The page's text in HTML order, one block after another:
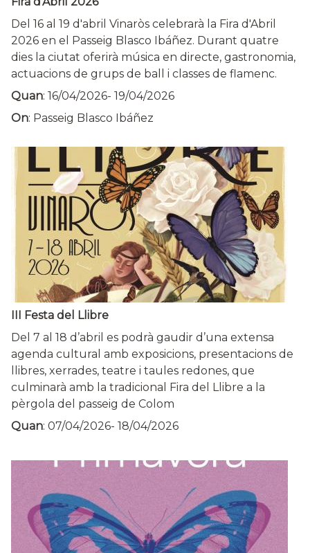
Del 16 al 19 d'abril Vinaròs celebrarà la Fira d'Abril
2026 en el Passeig Blasco Ibáñez. Durant quatre
dies la ciutat oferirà música en directe, gastronomia,
actuacions de grups de ball i classes de flamenc.
Quan: 16/04/2026- 19/04/2026
On: Passeig Blasco Ibáñez
III Festa del Llibre
Del 7 al 18 d’abril es podrà gaudir d’una extensa
agenda cultural amb exposicions, presentacions de
llibres, xerrades, teatre i taules redones, que
culminarà amb la tradicional Fira del Llibre a la
pèrgola del passeig de Colom
Quan: 07/04/2026- 18/04/2026